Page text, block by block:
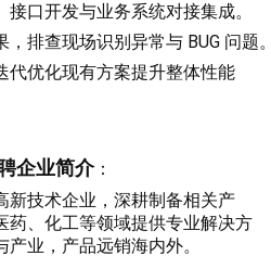
口开发与业务系统对接集成。
排查现场识别异常与 BUG 问题
代优化现有方案提升整体性能
企业简介：
新技术企业，深耕制备相关产
药、化工等领域提供专业解决方
业，产品远销海内外。